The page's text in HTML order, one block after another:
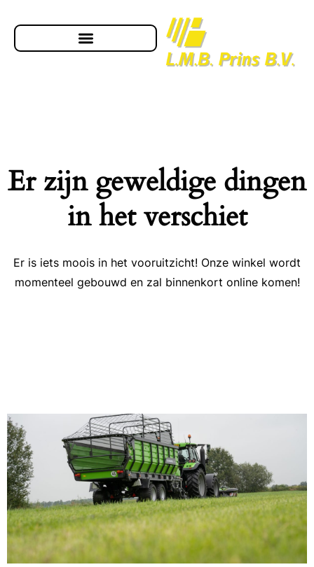
Er zijn geweldige dingen
in het verschiet
Er is iets moois in het vooruitzicht! Onze winkel wordt
momenteel gebouwd en zal binnenkort online komen!